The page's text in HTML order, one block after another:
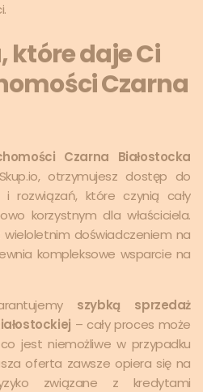
które daje Ci
Czarna
Czarna Białostocka
otrzymujesz dostęp do
i rozwiązań, które czynią cały
korzystnym dla właściciela.
wieloletnim doświadczeniem na
kompleksowe wsparcie na
szybką sprzedaż
– cały proces może
jest niemożliwe w przypadku
oferta zawsze opiera się na
związane z kredytami